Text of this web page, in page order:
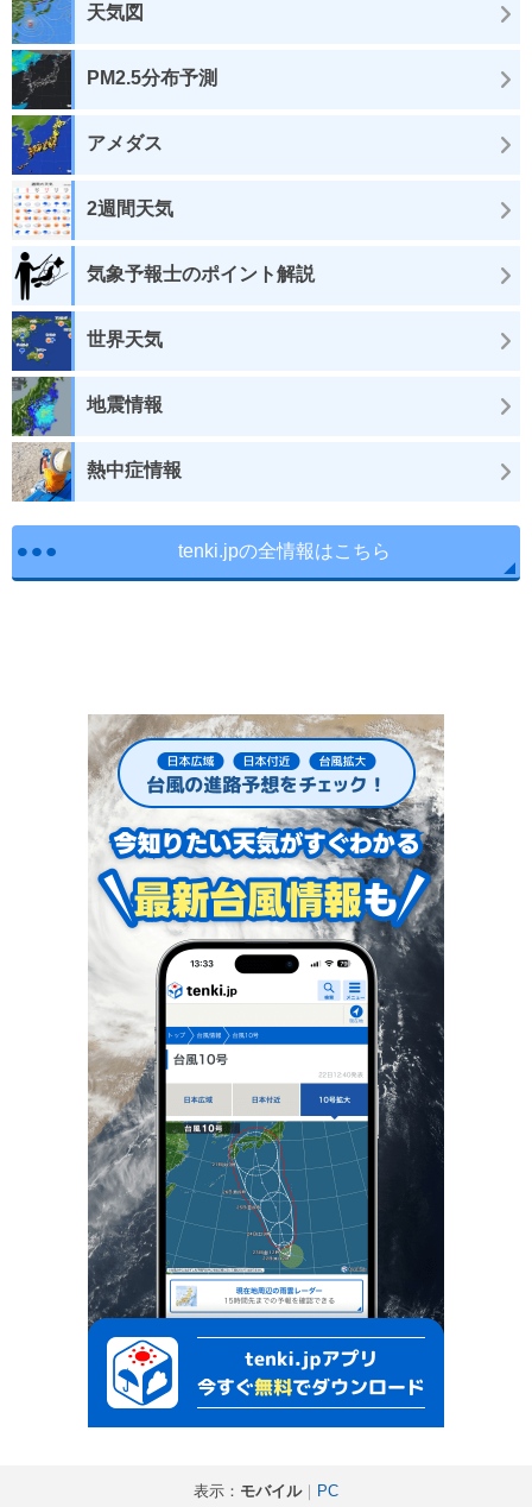
天気図
PM2.5分布予測
アメダス
2週間天気
気象予報士のポイント解説
世界天気
地震情報
熱中症情報
tenki.jpの全情報はこちら
表示： モバイル｜ PC